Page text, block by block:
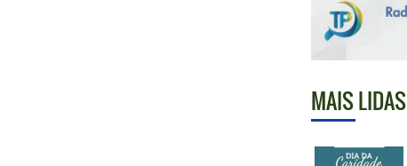
MAIS LIDAS